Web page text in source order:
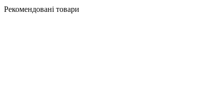
Рекомендовані товари